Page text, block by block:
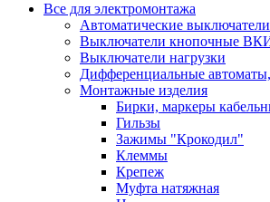
Все для электромонтажа
Автоматические выключатели
Выключатели кнопочные
Выключатели нагрузки
Дифференциальные
Монтажные изделия
Бирки, маркеры
Гильзы
Зажимы "Крокодил"
Клеммы
Крепеж
Муфта натяжная